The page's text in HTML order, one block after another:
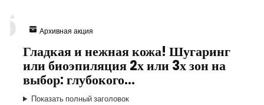
Архивная акция
Гладкая и нежная кожа! Шугаринг
или биоэпиляция 2х или 3х зон на
выбор: глубокого…
Показать полный заголовок